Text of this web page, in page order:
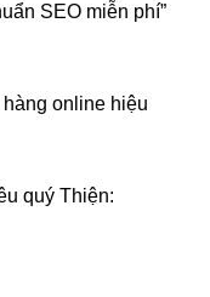
SEO miễn phí”
online hiệu
quý Thiện: